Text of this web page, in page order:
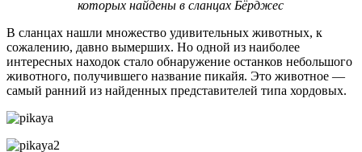
которых найдены в сланцах Бёрджес
В сланцах нашли множество удивительных животных, к
сожалению, давно вымерших. Но одной из наиболее
интересных находок стало обнаружение останков небольшого
животного, получившего название пикайя. Это животное —
самый ранний из найденных представителей типа хордовых.